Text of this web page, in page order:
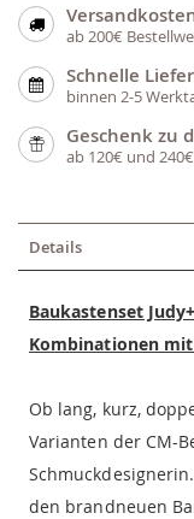
ab 200€
Schnelle
binnen 2-5
Geschenk zu
ab 120€ und
Details
Baukastenset
Kombinationen
Ob lang, kurz,
Varianten der CM-
den brandneuen